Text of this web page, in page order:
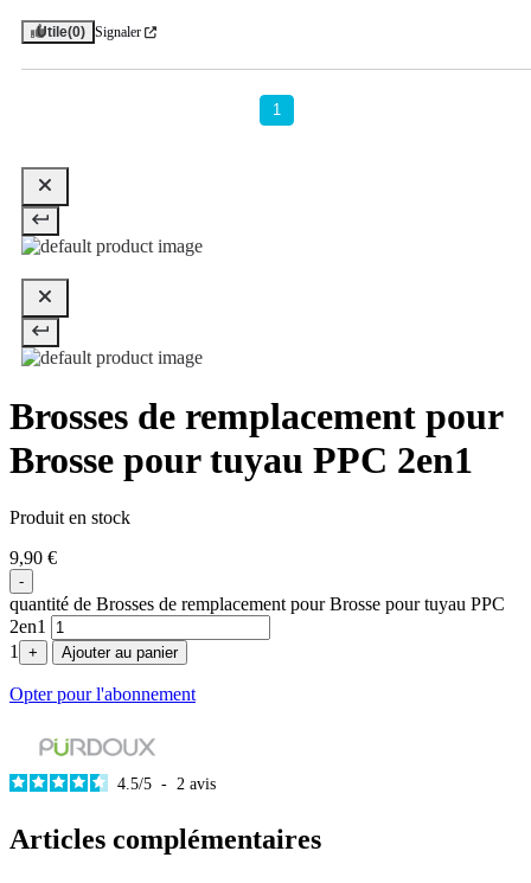
Utile(0) Signaler
1
Brosses de remplacement pour
Brosse pour tuyau PPC 2en1
Produit en stock
9,90 €
-
quantité de Brosses de remplacement pour Brosse pour tuyau PPC
2en1
1
+ Ajouter au panier
Opter pour l'abonnement
4.5/5 - 2 avis
Articles complémentaires